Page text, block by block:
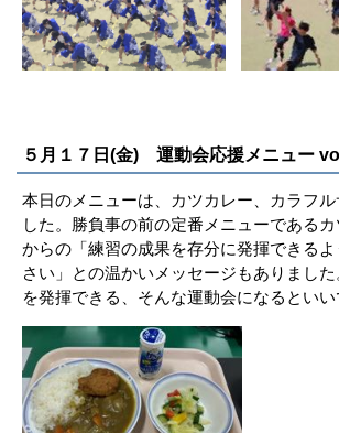
５月１７日(金) 運動会応援メニュー
本日のメニューは、カツカレー、カラフ
した。勝負事の前の定番メニューである
からの「練習の成果を存分に発揮できる
さい」との温かいメッセージもありまし
を発揮できる、そんな運動会になるといい